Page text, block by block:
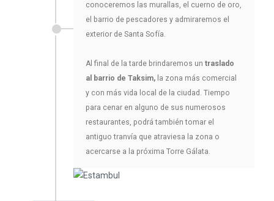
conoceremos las murallas, el cuerno de oro,
el barrio de pescadores y admiraremos el
exterior de Santa Sofía.
Al final de la tarde brindaremos un traslado
al barrio de Taksim, la zona más comercial
y con más vida local de la ciudad. Tiempo
para cenar en alguno de sus numerosos
restaurantes, podrá también tomar el
antiguo tranvía que atraviesa la zona o
acercarse a la próxima Torre Gálata.